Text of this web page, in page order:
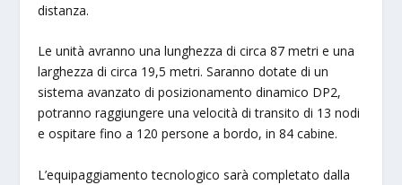
distanza.
Le unità avranno una lunghezza di circa 87 metri e una
larghezza di circa 19,5 metri. Saranno dotate di un
sistema avanzato di posizionamento dinamico DP2,
potranno raggiungere una velocità di transito di 13 nodi
e ospitare fino a 120 persone a bordo, in 84 cabine.
L’equipaggiamento tecnologico sarà completato dalla